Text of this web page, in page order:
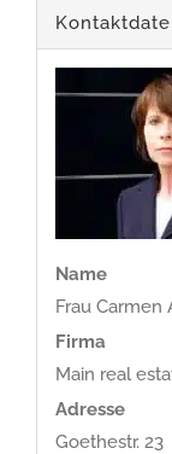
Name
Frau Carmen
Firma
Main real
Adresse
Goethestr. 23